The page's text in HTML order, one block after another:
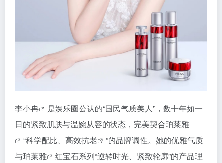
李小冉
是娱乐圈公认的“国民气质美人”，数十年如一
日的紧致肌肤与温婉从容的状态，完美契合珀莱雅
“科学配比、高效抗老
”的品牌调性。她的优雅气质
与珀莱雅
红宝石系列“逆转时光、紧致轮廓”的产品理